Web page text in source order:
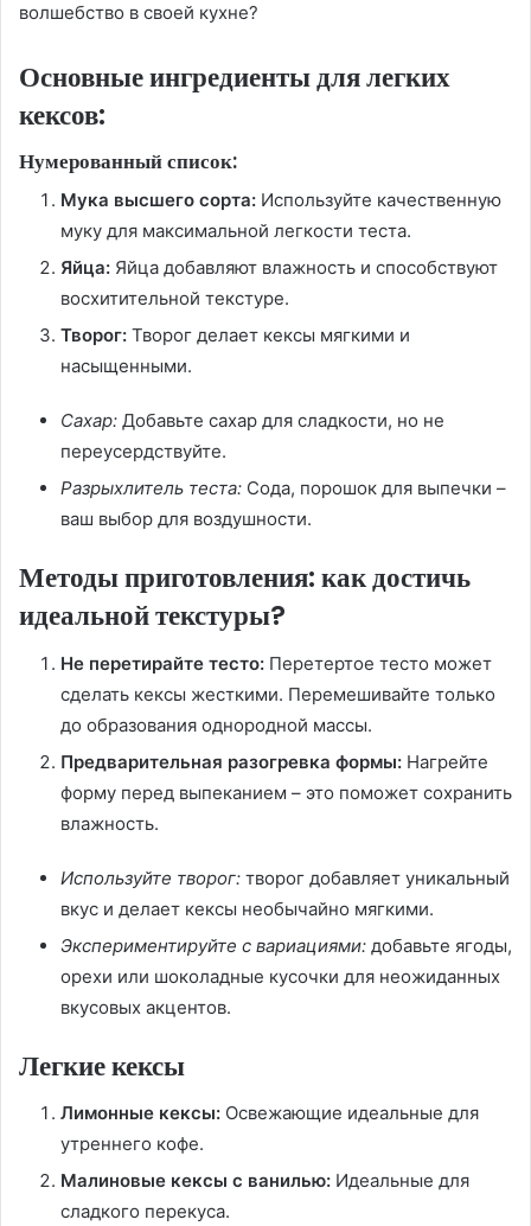
волшебство в своей кухне?
Основные ингредиенты для легких
кексов:
Нумерованный список:
Мука высшего сорта: Используйте качественную
муку для максимальной легкости теста.
Яйца: Яйца добавляют влажность и способствуют
восхитительной текстуре.
Творог: Творог делает кексы мягкими и
насыщенными.
Сахар: Добавьте сахар для сладкости, но не
переусердствуйте.
Разрыхлитель теста: Сода, порошок для выпечки –
ваш выбор для воздушности.
Методы приготовления: как достичь
идеальной текстуры?
Не перетирайте тесто: Перетертое тесто может
сделать кексы жесткими. Перемешивайте только
до образования однородной массы.
Предварительная разогревка формы: Нагрейте
форму перед выпеканием – это поможет сохранить
влажность.
Используйте творог: творог добавляет уникальный
вкус и делает кексы необычайно мягкими.
Экспериментируйте с вариациями: добавьте ягоды,
орехи или шоколадные кусочки для неожиданных
вкусовых акцентов.
Легкие кексы
Лимонные кексы: Освежающие идеальные для
утреннего кофе.
Малиновые кексы с ванилью: Идеальные для
сладкого перекуса.